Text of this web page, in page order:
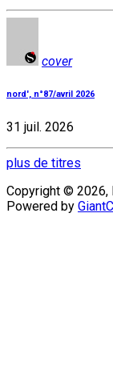
cover
nord', n°87/avril 2026
31 juil. 2026
plus de titres
Copyright © 2026,
Powered by